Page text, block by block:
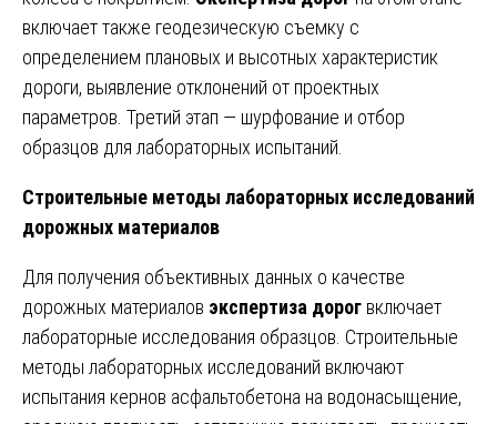
включает также геодезическую съемку с
определением плановых и высотных характеристик
дороги, выявление отклонений от проектных
параметров. Третий этап — шурфование и отбор
образцов для лабораторных испытаний.
Строительные методы лабораторных исследований
дорожных материалов
Для получения объективных данных о качестве
дорожных материалов экспертиза дорог включает
лабораторные исследования образцов. Строительные
методы лабораторных исследований включают
испытания кернов асфальтобетона на водонасыщение,